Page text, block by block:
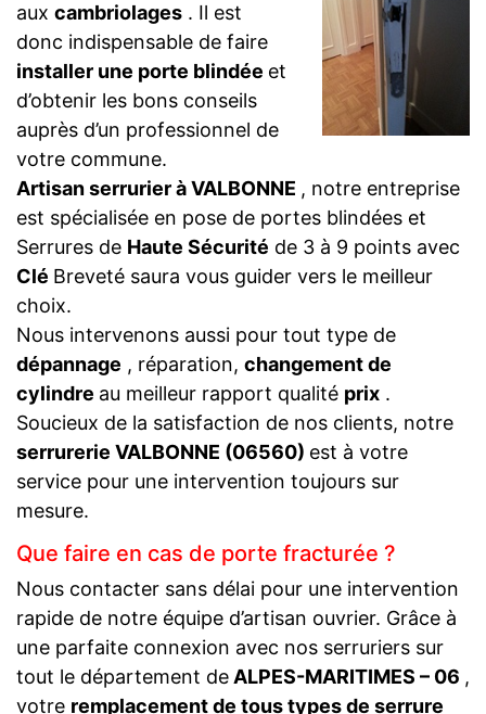
aux cambriolages . Il est
donc indispensable de faire
installer une porte blindée et
d’obtenir les bons conseils
auprès d’un professionnel de
votre commune.
Artisan serrurier à VALBONNE , notre entreprise
est spécialisée en pose de portes blindées et
Serrures de Haute Sécurité de 3 à 9 points avec
Clé Breveté saura vous guider vers le meilleur
choix.
Nous intervenons aussi pour tout type de
dépannage , réparation, changement de
cylindre au meilleur rapport qualité prix .
Soucieux de la satisfaction de nos clients, notre
serrurerie VALBONNE (06560) est à votre
service pour une intervention toujours sur
mesure.
Que faire en cas de porte fracturée ?
Nous contacter sans délai pour une intervention
rapide de notre équipe d’artisan ouvrier. Grâce à
une parfaite connexion avec nos serruriers sur
tout le département deALPES-MARITIMES – 06 ,
votre remplacement de tous types de serrure